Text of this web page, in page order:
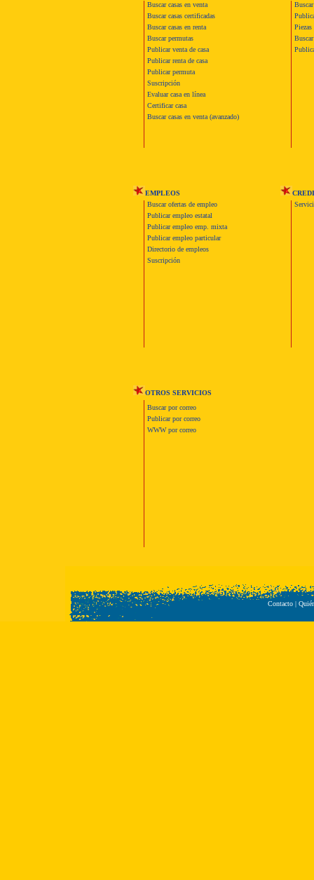
Buscar casas en venta
Buscar casas certificadas
Buscar casas en renta
Buscar permutas
Publicar venta de casa
Publicar renta de casa
Publicar permuta
Suscripción
Evaluar casa en línea
Certificar casa
Buscar casas en venta (avanzado)
Piezas
EMPLEOS
Buscar ofertas de empleo
Publicar empleo estatal
Publicar empleo emp. mixta
Publicar empleo particular
Directorio de empleos
Suscripción
OTROS SERVICIOS
Buscar por correo
Publicar por correo
WWW por correo
Contacto|